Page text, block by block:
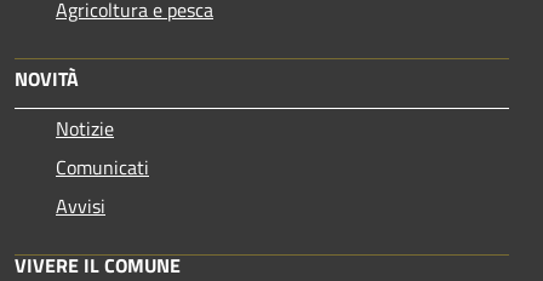
Agricoltura e pesca
NOVITÀ
Notizie
Comunicati
Avvisi
VIVERE IL COMUNE